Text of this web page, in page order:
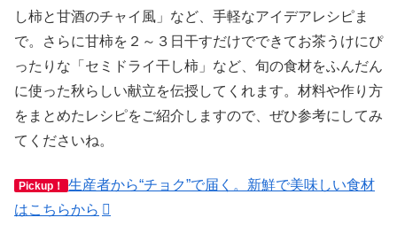
し柿と甘酒のチャイ風」など、手軽なアイデアレシピま
で。さらに甘柿を２～３日干すだけでできてお茶うけにぴ
ったりな「セミドライ干し柿」など、旬の食材をふんだん
に使った秋らしい献立を伝授してくれます。材料や作り方
をまとめたレシピをご紹介しますので、ぜひ参考にしてみ
てくださいね。
Pickup！
生産者から“チョク”で届く。新鮮で美味しい食材
はこちらから